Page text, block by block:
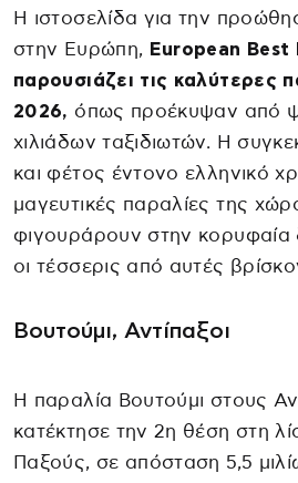
Η ιστοσελίδα για την
στην Ευρώπη, European
παρουσιάζει τις καλύτερες
2026, όπως προέκυψαν από
χιλιάδων ταξιδιωτών. Η
και φέτος έντονο ελληνικό
μαγευτικές παραλίες της
φιγουράρουν στην κορυφαία
οι τέσσερις από αυτές
Βουτούμι, Αντίπαξοι
Η παραλία Βουτούμι στους
κατέκτησε την 2η θέση στη
Παξούς, σε απόσταση 5,5